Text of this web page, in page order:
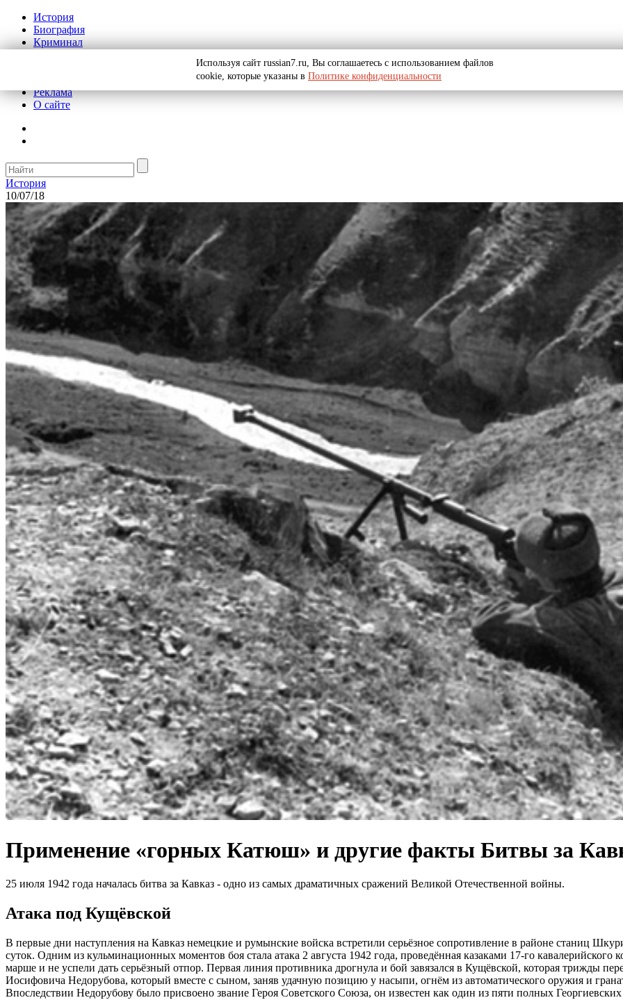
История
Биография
Криминал
Реклама
О сайте
История
10/07/18
Применение «горных Катюш» и другие факты Битвы за
25 июля 1942 года началась битва за Кавказ - одно из самых драматичных сражений Великой Отечественной войны.
Атака под Кущёвской
В первые дни наступления на Кавказ немецкие и румынские войска встретили серьёзное сопротивление в районе станиц
суток. Одним из кульминационных моментов боя стала атака 2 августа 1942 года, проведённая казаками 17-го
марше и не успели дать серьёзный отпор. Первая линия противника дрогнула и бой завязался в Кущёвской, которая трижды
Иосифовича Недорубова, который вместе с сыном, заняв удачную позицию у насыпи, огнём из автоматического оружия и
Впоследствии Недорубову было присвоено звание Героя Советского Союза, он известен как один из пяти полных
Используя сайт russian7.ru, Вы соглашаетесь с использованием файлов
cookie, которые указаны в Политике конфиденциальности